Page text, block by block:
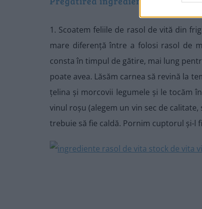
1. Scoatem feliile de rasol de vită din
mare diferență între a folosi rasol de
consta în timpul de gătire, mai lung
poate avea. Lăsăm carnea să revină la
țelina și morcovii legumele și le tocăm
vinul roșu (alegem un vin sec de
trebuie să fie caldă. Pornim cuptorul și-l